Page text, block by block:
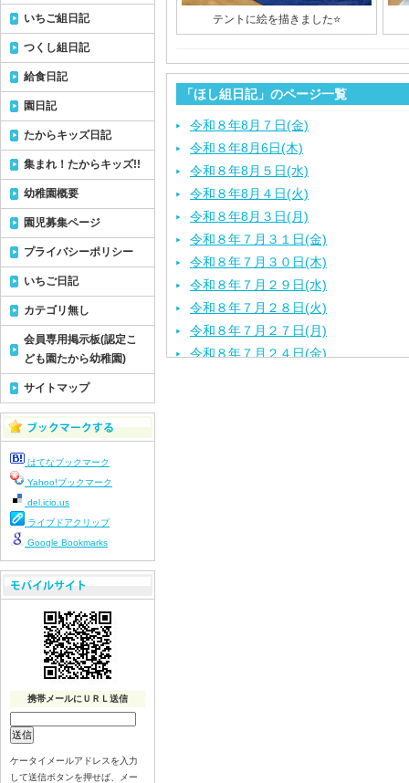
テントに絵を描きました⭐️
「ほし組日記」のページ一覧
令和８年8月７日(金)
令和８年8月6日(木)
令和８年8月５日(水)
令和８年8月４日(火)
令和８年8月３日(月)
令和８年７月３１日(金)
令和８年７月３０日(木)
令和８年７月２９日(水)
令和８年７月２８日(火)
令和８年７月２７日(月)
令和８年７月２４日(金)
いちご組日記
つくし組日記
給食日記
園日記
たからキッズ日記
集まれ！たからキッズ!!
幼稚園概要
園児募集ページ
プライバシーポリシー
いちご日記
カテゴリ無し
会員専用掲示板(認定こ
ども園たから幼稚園)
サイトマップ
はてなブックマーク
Yahoo!ブックマーク
del.icio.us
ライブドアクリップ
Google Bookmarks
携帯メールにＵＲＬ送信
ケータイメールアドレスを入力
して送信ボタンを押せば、メー